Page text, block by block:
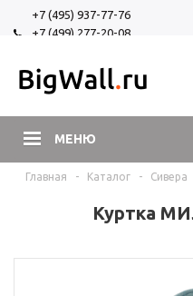
+7 (495) 937-77-76
+7 (499) 277-20-08
МЕНЮ
Главная - Каталог - Сивера
Куртка